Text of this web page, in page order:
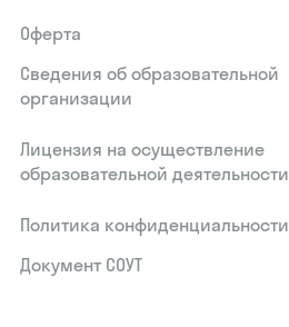
Оферта
Сведения об образовательной
организации
Лицензия на осуществление
образовательной деятельности
Политика конфиденциальности
Документ СОУТ